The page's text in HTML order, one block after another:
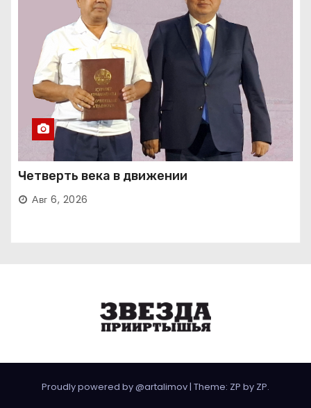
Четверть века в движении
Авг 6, 2026
Proudly powered by @artalimov | Theme: ZP by ZP.